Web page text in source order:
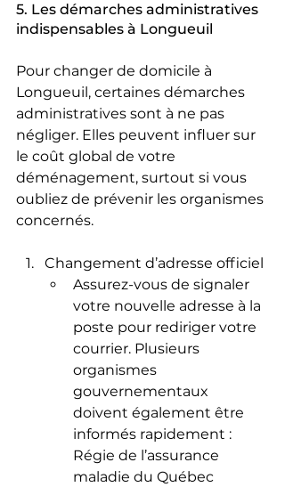
5. Les démarches administratives
indispensables à Longueuil
Pour changer de domicile à
Longueuil, certaines démarches
administratives sont à ne pas
négliger. Elles peuvent influer sur
le coût global de votre
déménagement, surtout si vous
oubliez de prévenir les organismes
concernés.
Changement d’adresse officiel
Assurez-vous de signaler
votre nouvelle adresse à la
poste pour rediriger votre
courrier. Plusieurs
organismes
gouvernementaux
doivent également être
informés rapidement :
Régie de l’assurance
maladie du Québec